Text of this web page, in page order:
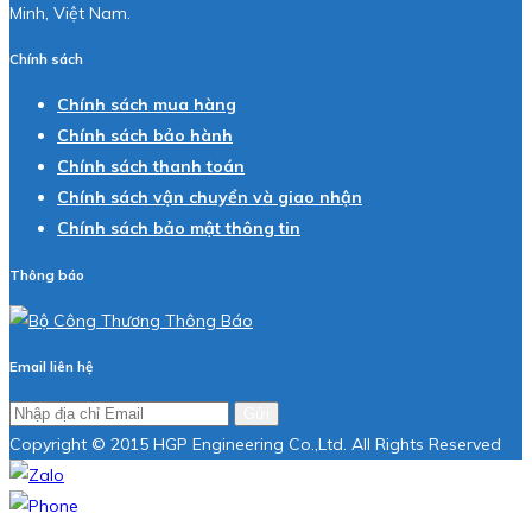
Minh, Việt Nam.
Chính sách
Chính sách mua hàng
Chính sách bảo hành
Chính sách thanh toán
Chính sách vận chuyển và giao nhận
Chính sách bảo mật thông tin
Thông báo
Email liên hệ
Copyright © 2015 HGP Engineering Co.,Ltd. All Rights Reserved